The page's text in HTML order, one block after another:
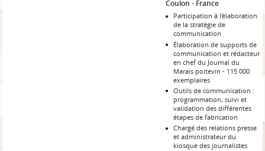
Coulon France
Participation à l'élaboration
de la stratégie de
communication
Élaboration de supports de
communication et rédacteur
en chef du Journal du
Marais poitevin - 115 000
exemplaires
Outils de communication :
programmation, suivi et
validation des différentes
étapes de fabrication
Chargé des relations presse
et administrateur du
kiosque des journalistes